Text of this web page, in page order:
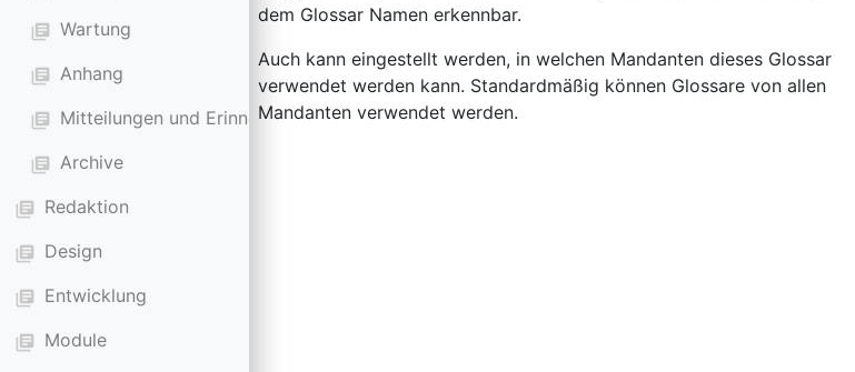
library_books Wartung
library_books Anhang
library_books Mitteilungen und Erinnerungen
library_books Archive
library_books Redaktion
library_books Design
library_books Entwicklung
library_books Module
dem Glossar Namen erkennbar.
Auch kann eingestellt werden, in welchen Mandanten dieses Glossar
verwendet werden kann. Standardmäßig können Glossare von allen
Mandanten verwendet werden.